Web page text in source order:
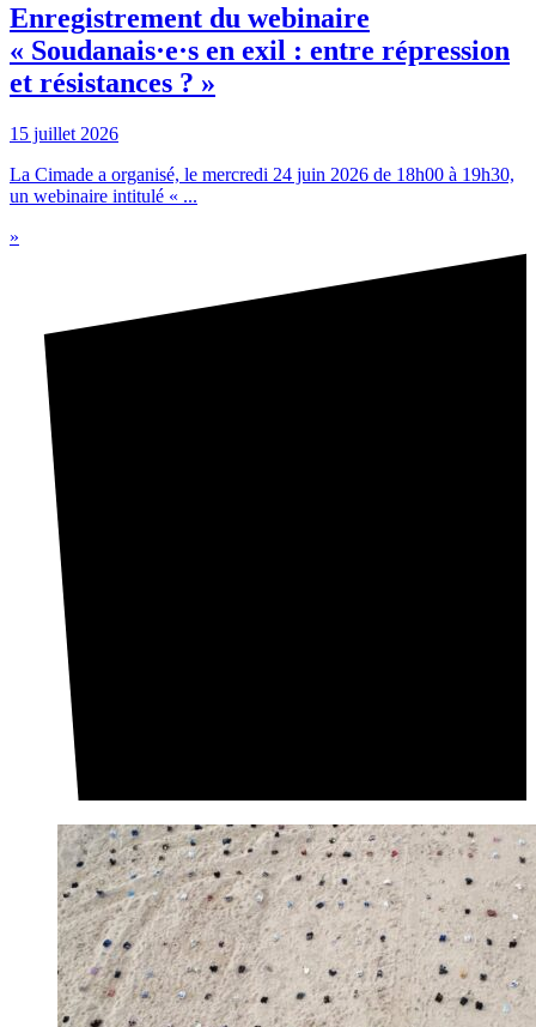
Enregistrement du webinaire
« Soudanais·e·s en exil : entre répression
et résistances ? »
15 juillet 2026
La Cimade a organisé, le mercredi 24 juin 2026 de 18h00 à 19h30,
un webinaire intitulé « ...
»